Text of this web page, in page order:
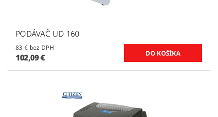
PODÁVAČ UD 160
83 € bez DPH
102,09 €